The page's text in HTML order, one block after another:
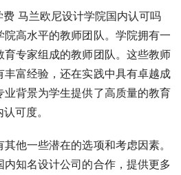
高水平的教师团队。学院拥有一
专家组成的教师团队。这些教师
富经验，还在实践中具有卓越成
业背景为学生提供了高质量的教育
可度。
他一些潜在的选项和考虑因素。
知名设计公司的合作，提供更多